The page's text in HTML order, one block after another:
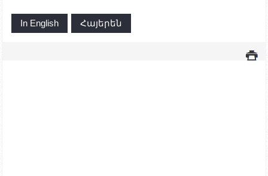
In English Հայերեն